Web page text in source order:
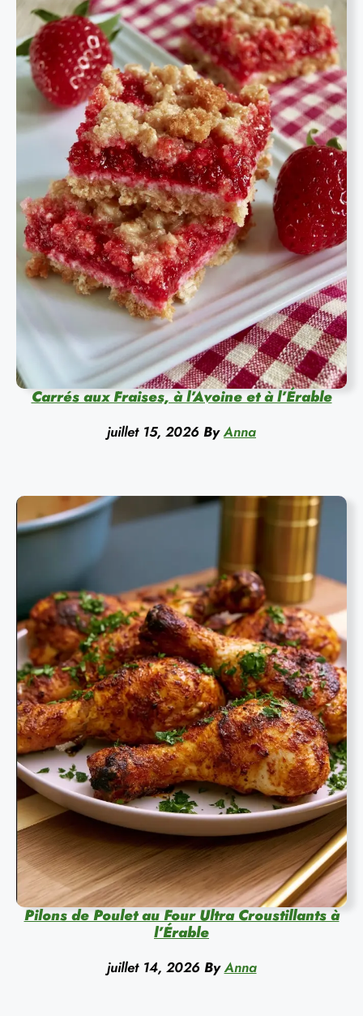
Carrés aux Fraises, à l’Avoine et à l’Érable
juillet 15, 2026 By Anna
Pilons de Poulet au Four Ultra Croustillants à
l’Érable
juillet 14, 2026 By Anna